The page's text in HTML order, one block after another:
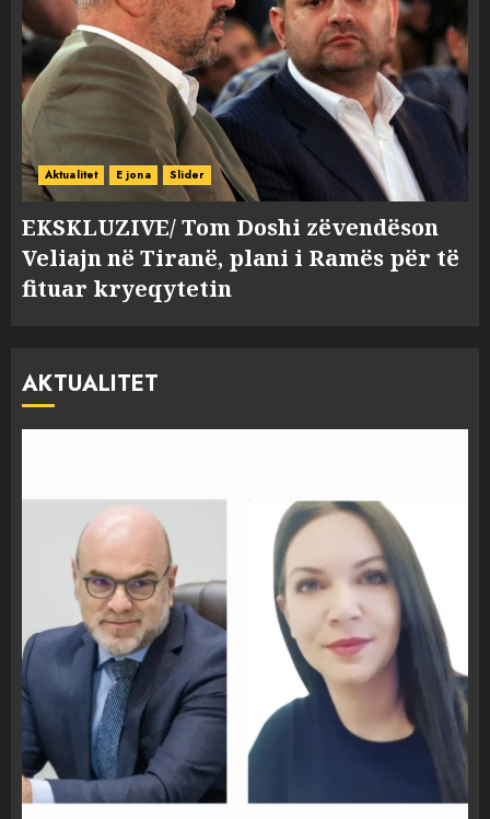
Aktualitet E jona Slider
EKSKLUZIVE/ Tom Doshi zëvendëson
Veliajn në Tiranë, plani i Ramës për të
fituar kryeqytetin
AKTUALITET